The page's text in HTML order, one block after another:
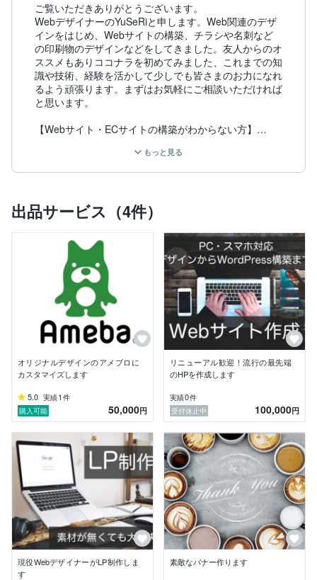
ご覧いただきありがとうございます。
WebデザイナーのYuSeRiと申します。Web関連のデザ
インをはじめ、Webサイトの構築、チラシや名刺など
の印刷物のデザインなどをしてきました。友人からのオ
ススメもありココナラを初めてみました、これまでの知
識や技術、経験を活かして少しでも皆さまのお力になれ
るよう頑張ります。まずはお気軽にご相談いただければ
と思います。
【Webサイト・ECサイトの構築がわからない方】
わからない方には１からサポートいたしますので、ご安
【たくさんあって誰に頼めばいいかわからない方】
私は流行の最先端のWebサイトをお作りします。
流行を常にリサーチしているので、必ずご満足いただけ
ると思います。
PC・スマホどちらも対応できますので、流行の最先端
もっと見る
出品サービス（4件）
オリジナルデザインのアメブロに
カスタマイズします
5.0 実績1 件
購入可能
50,000円
リニューアル歓迎！流行の最先端
のHPを作成します
実績0件
受付休止中
100,000円
現役WebデザイナーがLP制作しま
す
素敵なバナー作ります